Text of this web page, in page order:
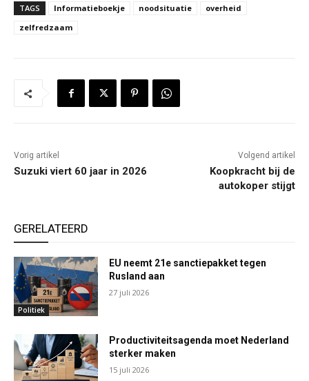
TAGS Informatieboekje noodsituatie
overheid
zelfredzaam
Vorig artikel
Suzuki viert 60 jaar in 2026
Volgend artikel
Koopkracht bij de
autokoper stijgt
GERELATEERD
Politiek
EU neemt 21e sanctiepakket tegen
Rusland aan
27 juli 2026
Productiviteitsagenda moet Nederland
sterker maken
15 juli 2026